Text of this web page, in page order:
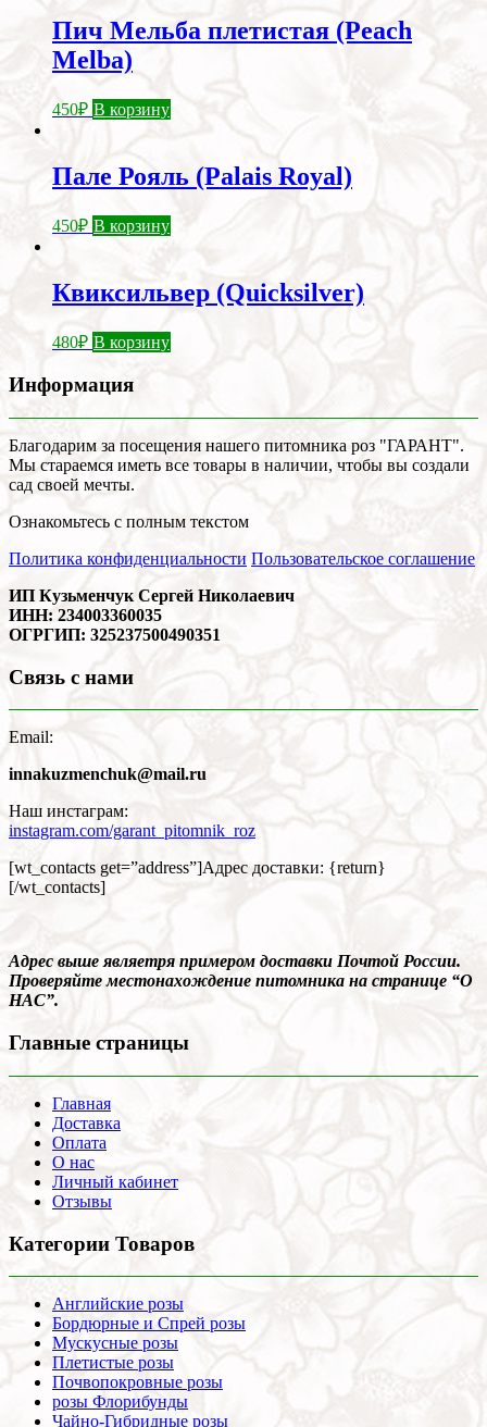
Пич Мельба плетистая (Peach
Melba)
450₽ В корзину
Пале Рояль (Palais Royal)
450₽ В корзину
Квиксильвер (Quicksilver)
480₽ В корзину
Информация
Благодарим за посещения нашего питомника роз "ГАРАНТ".
Мы стараемся иметь все товары в наличии, чтобы вы создали
сад своей мечты.
Ознакомьтесь с полным текстом
Политика конфиденциальности Пользовательское соглашение
ИП Кузьменчук Сергей Николаевич
ИНН: 234003360035
ОГРГИП: 325237500490351
Связь с нами
Email:
innakuzmenchuk@mail.ru
Наш инстаграм:
instagram.com/garant_pitomnik_roz
[wt_contacts get=”address”]Адрес доставки: {return}
[/wt_contacts]
Адрес выше являетря примером доставки Почтой России.
Проверяйте местонахождение питомника на странице “О
НАС”.
Главные страницы
Главная
Доставка
Оплата
О нас
Личный кабинет
Отзывы
Категории Товаров
Английские розы
Бордюрные и Спрей розы
Мускусные розы
Плетистые розы
Почвопокровные розы
розы Флорибунды
Чайно-Гибридные розы